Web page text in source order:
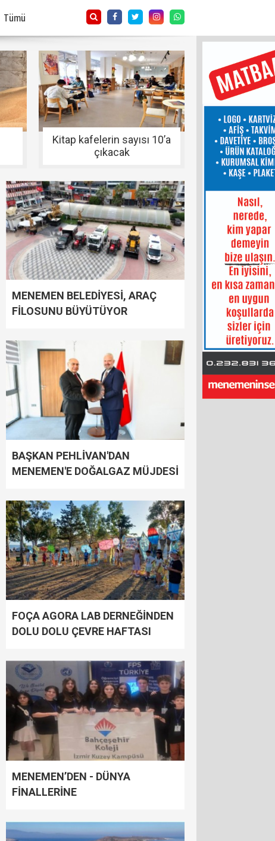
Tümü
Kitap kafelerin sayısı 10’a
çıkacak
MENEMEN BELEDİYESİ, ARAÇ
FİLOSUNU BÜYÜTÜYOR
BAŞKAN PEHLİVAN'DAN
MENEMEN'E DOĞALGAZ MÜJDESİ
FOÇA AGORA LAB DERNEĞİNDEN
DOLU DOLU ÇEVRE HAFTASI
MENEMEN’DEN - DÜNYA
FİNALLERİNE